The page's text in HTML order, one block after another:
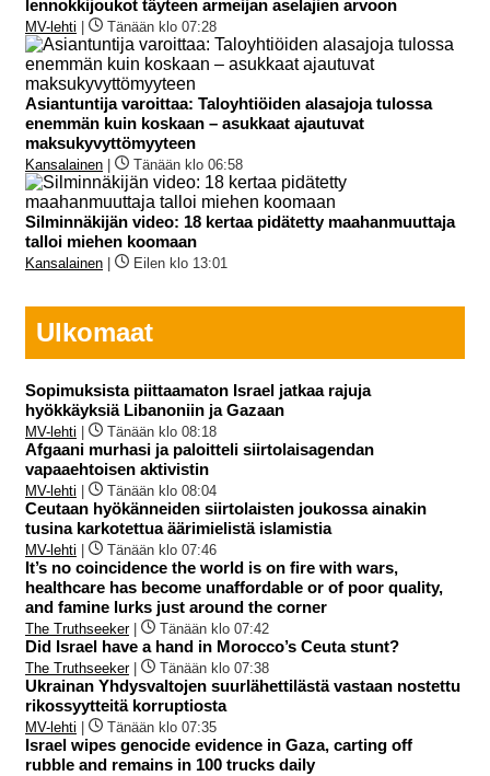
lennokkijoukot täyteen armeijan aselajien arvoon
MV-lehti Tänään klo 07:28
Asiantuntija varoittaa: Taloyhtiöiden alasajoja tulossa
enemmän kuin koskaan – asukkaat ajautuvat
maksukyvyttömyyteen
Kansalainen Tänään klo 06:58
Silminnäkijän video: 18 kertaa pidätetty maahanmuuttaja
talloi miehen koomaan
Kansalainen Eilen klo 13:01
Ulkomaat
Sopimuksista piittaamaton Israel jatkaa rajuja
hyökkäyksiä Libanoniin ja Gazaan
MV-lehti Tänään klo 08:18
Afgaani murhasi ja paloitteli siirtolaisagendan
vapaaehtoisen aktivistin
MV-lehti Tänään klo 08:04
Ceutaan hyökänneiden siirtolaisten joukossa ainakin
tusina karkotettua äärimielistä islamistia
MV-lehti Tänään klo 07:46
It’s no coincidence the world is on fire with wars,
healthcare has become unaffordable or of poor quality,
and famine lurks just around the corner
The Truthseeker| Tänään klo 07:42
Did Israel have a hand in Morocco’s Ceuta stunt?
The Truthseeker| Tänään klo 07:38
Ukrainan Yhdysvaltojen suurlähettilästä vastaan nostettu
rikossyytteitä korruptiosta
MV-lehti Tänään klo 07:35
Israel wipes genocide evidence in Gaza, carting off
rubble and remains in 100 trucks daily